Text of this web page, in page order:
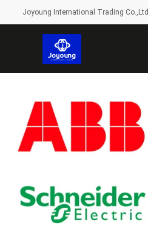
Joyoung International Trading Co.,Ltd